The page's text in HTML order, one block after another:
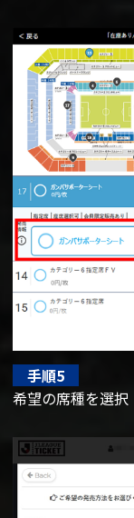
手順5
希望の席種を選択